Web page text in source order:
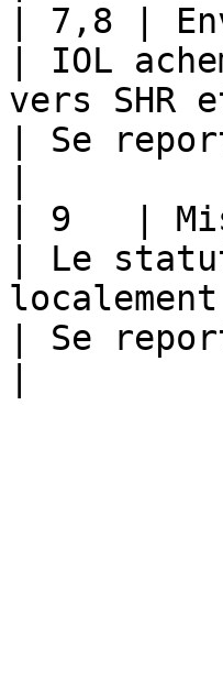
| 7,8 |
| IOL
vers SHR
| Se
| 9   |
| Le
localement
| Se